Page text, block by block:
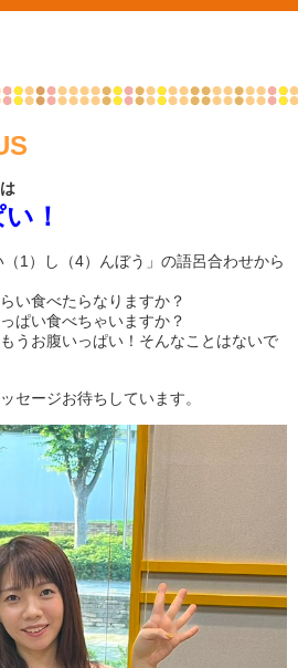
！
1）し（4）んぼう」の語呂合わせから
い食べたらなりますか？
ぱい食べちゃいますか？
うお腹いっぱい！そんなことはないで
セージお待ちしています。